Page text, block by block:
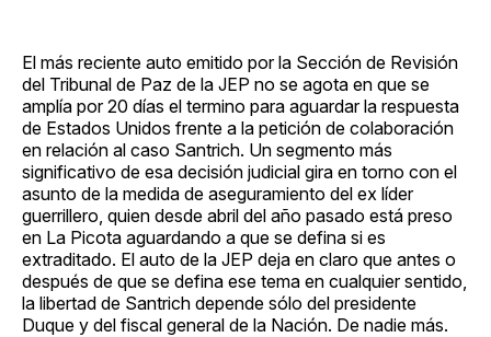
El más reciente auto emitido por la Sección de Revisión
del Tribunal de Paz de la JEP no se agota en que se
amplía por 20 días el termino para aguardar la respuesta
de Estados Unidos frente a la petición de colaboración
en relación al caso Santrich. Un segmento más
significativo de esa decisión judicial gira en torno con el
asunto de la medida de aseguramiento del ex líder
guerrillero, quien desde abril del año pasado está preso
en La Picota aguardando a que se defina si es
extraditado. El auto de la JEP deja en claro que antes o
después de que se defina ese tema en cualquier sentido,
la libertad de Santrich depende sólo del presidente
Duque y del fiscal general de la Nación. De nadie más.